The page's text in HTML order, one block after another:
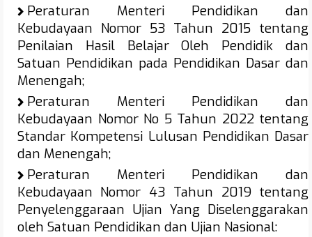
Peraturan Menteri Pendidikan dan
Kebudayaan Nomor 53 Tahun 2015 tentang
Penilaian Hasil Belajar Oleh Pendidik dan
Satuan Pendidikan pada Pendidikan Dasar dan
Menengah;
Peraturan Menteri Pendidikan dan
Kebudayaan Nomor No 5 Tahun 2022 tentang
Standar Kompetensi Lulusan Pendidikan Dasar
dan Menengah;
Peraturan Menteri Pendidikan dan
Kebudayaan Nomor 43 Tahun 2019 tentang
Penyelenggaraan Ujian Yang Diselenggarakan
oleh Satuan Pendidikan dan Ujian Nasional: